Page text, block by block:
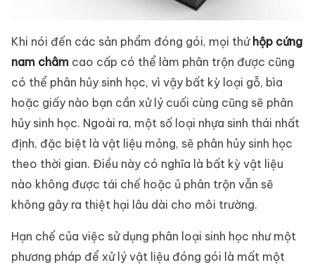
Khi nói đến các sản phẩm đóng gói, mọi thứ hộp cứng
nam châm cao cấp có thể làm phân trộn được cũng
có thể phân hủy sinh học, vì vậy bất kỳ loại gỗ, bìa
hoặc giấy nào bạn cần xử lý cuối cùng cũng sẽ phân
hủy sinh học. Ngoài ra, một số loại nhựa sinh thái nhất
định, đặc biệt là vật liệu mỏng, sẽ phân hủy sinh học
theo thời gian. Điều này có nghĩa là bất kỳ vật liệu
nào không được tái chế hoặc ủ phân trộn vẫn sẽ
không gây ra thiệt hại lâu dài cho môi trường.
Hạn chế của việc sử dụng phân loại sinh học như một
phương pháp để xử lý vật liệu đóng gói là mất một